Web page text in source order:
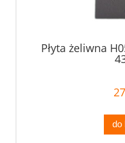
Płyta żeliwna
do